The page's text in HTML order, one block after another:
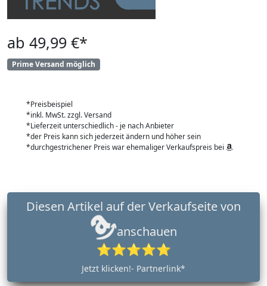
ab 49,99 €*
Prime Versand möglich
*Preisbeispiel
*inkl. MwSt. zzgl. Versand
*Lieferzeit unterschiedlich - je nach Anbieter
*der Preis kann sich jederzeit ändern und höher sein
*durchgestrichener Preis war ehemaliger Verkaufspreis bei
anschauen
⭐⭐⭐⭐⭐
Jetzt klicken!- Partnerlink*